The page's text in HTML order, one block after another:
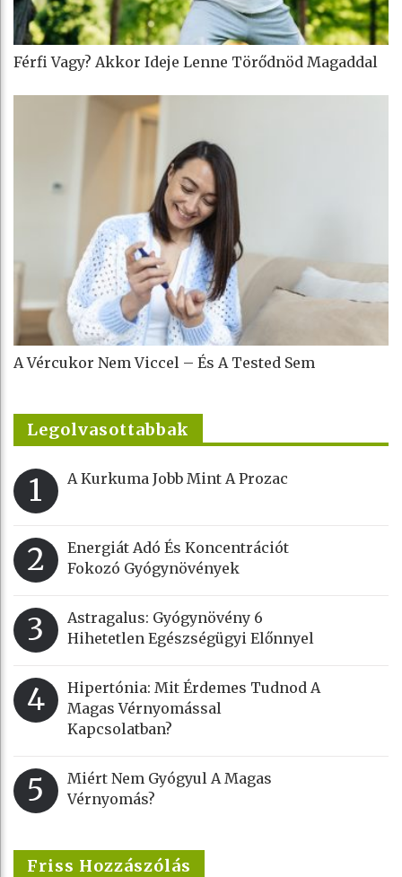
Férfi Vagy? Akkor Ideje Lenne Törődnöd Magaddal
A Vércukor Nem Viccel – És A Tested Sem
Legolvasottabbak
1 A Kurkuma Jobb Mint A Prozac
2
Energiát Adó És Koncentrációt
Fokozó Gyógynövények
3
Astragalus: Gyógynövény 6
Hihetetlen Egészségügyi Előnnyel
4
Hipertónia: Mit Érdemes Tudnod A
Magas Vérnyomással
Kapcsolatban?
5
Miért Nem Gyógyul A Magas
Vérnyomás?
Friss Hozzászólás